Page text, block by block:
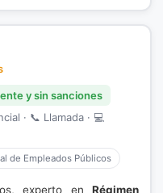
y sin sanciones
· 📞 Llamada · 💻
de Empleados Públicos
experto en Régimen